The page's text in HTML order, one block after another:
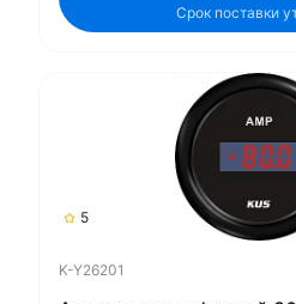
Срок поставки
5
K-Y26201